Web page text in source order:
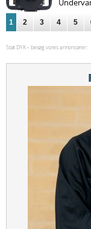
Sider
1 2 3 4 5
Støt DYK – besøg vores annoncører: